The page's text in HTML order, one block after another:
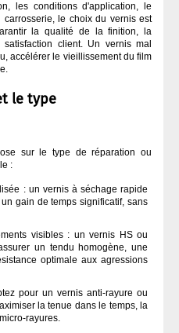
les conditions d'application, le
le choix du vernis est
la qualité de la finition, la
client. Un vernis mal
accélérer le vieillissement du film
le type
sur le type de réparation ou
:
: un vernis à séchage rapide
gain de temps significatif, sans
visibles : un vernis HS ou
un tendu homogène, une
optimale aux agressions
pour un vernis anti-rayure ou
la tenue dans le temps, la
rayures.